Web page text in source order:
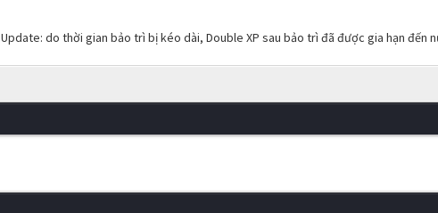
Update: do thời gian bảo trì bị kéo dài, Double XP sau bảo trì đã được gia hạn đến